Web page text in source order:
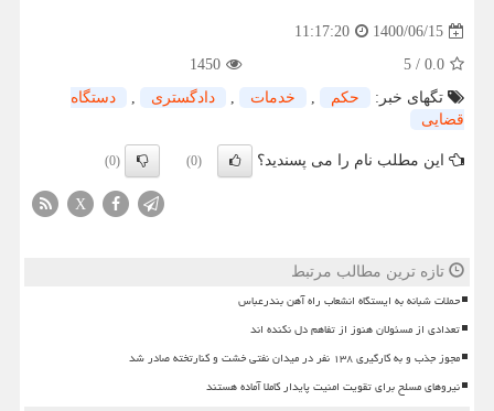
1400/06/15
11:17:20
0.0
/
5
1450
تگهای خبر:
حكم , خدمات , دادگستری ,
دستگاه
قضایی
این مطلب نام را می پسندید؟ (0)
(0)
X
تازه ترین مطالب مرتبط
حملات شبانه به ایستگاه انشعاب راه آهن بندرعباس
تعدادی از مسئولان هنوز از تفاهم دل نکنده اند
مجوز جذب و به کارگیری ۱۳۸ نفر در میدان نفتی خشت و کنارتخته صادر شد
نیروهای مسلح برای تقویت امنیت پایدار کاملا آماده هستند